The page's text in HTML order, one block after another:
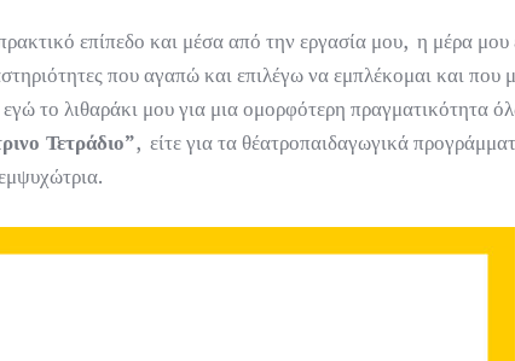
επίπεδο και μέσα από την εργασία μου, η μέρα μου
που αγαπώ και επιλέγω να εμπλέκομαι και που
το λιθαράκι μου για μια ομορφότερη πραγματικότητα
Τετράδιο”, είτε για τα θέατροπαιδαγωγικά